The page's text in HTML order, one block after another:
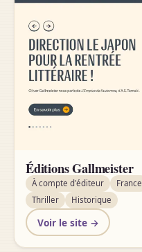
Éditions Gallmeister
À compte d'éditeur France
Thriller
Historique
Voir le site →